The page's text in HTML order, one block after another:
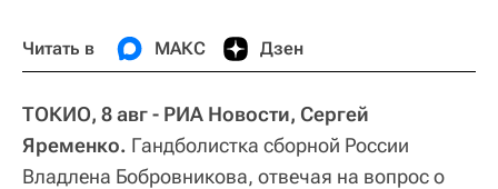
Читать в МАКС Дзен
ТОКИО, 8 авг - РИА Новости, Сергей
Яременко. Гандболистка сборной России
Владлена Бобровникова, отвечая на вопрос о